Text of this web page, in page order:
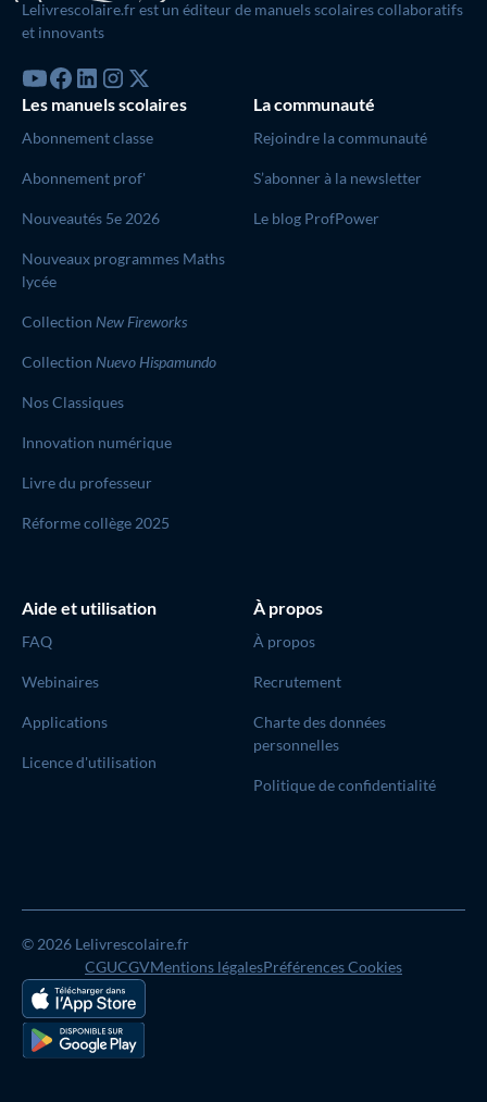
Lelivrescolaire.fr est un éditeur de manuels scolaires collaboratifs
et innovants
Les manuels scolaires
Abonnement classe
Abonnement prof'
Nouveautés 5e 2026
Nouveaux programmes Maths
lycée
Collection New Fireworks
Collection Nuevo Hispamundo
Nos Classiques
Innovation numérique
Livre du professeur
Réforme collège 2025
La communauté
Rejoindre la communauté
S’abonner à la newsletter
Le blog ProfPower
Aide et utilisation
FAQ
Webinaires
Applications
Licence d'utilisation
À propos
À propos
Recrutement
Charte des données
personnelles
Politique de confidentialité
© 2026 Lelivrescolaire.fr
CGUCGVMentions légalesPréférences Cookies